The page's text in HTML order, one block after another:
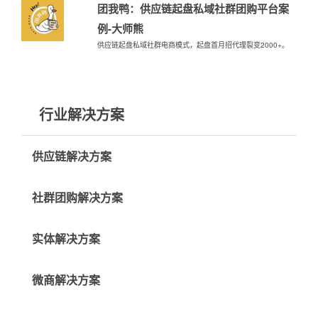
团我鸭：供应链起盘私域社群团购平台案
例-大师熊
供应链起盘私域社群电商模式，起盘首月招代理裂变2000+。
行业解决方案
供应链解决方案
社群团购解决方案
实体解决方案
微商解决方案